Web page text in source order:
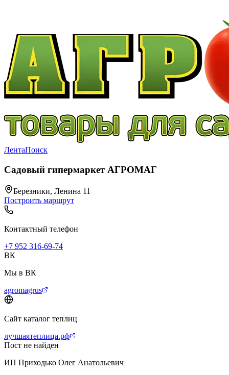
ЛентаПоиск
Садовый гипермаркет АГРОМАГ
Березники, Ленина 11
Построить маршрут
Контактный телефон
+7 952 316-69-74
ВК
Мы в ВК
agromagrus
Сайт каталог теплиц
лучшаятеплица.рф
Пост не найден
ИП Приходько Олег Анатольевич